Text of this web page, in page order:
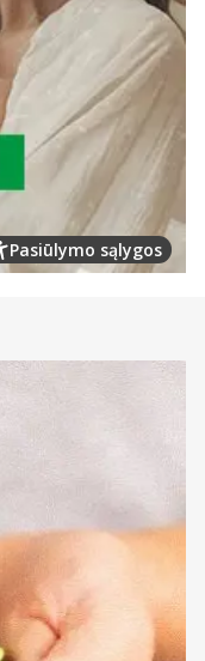
Pasiūlymo sąlygos